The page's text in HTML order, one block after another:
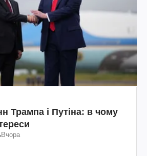
Трампа і Путіна: в чому
Вчора